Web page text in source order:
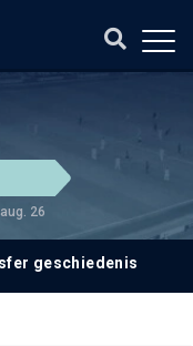
26
geschiedenis